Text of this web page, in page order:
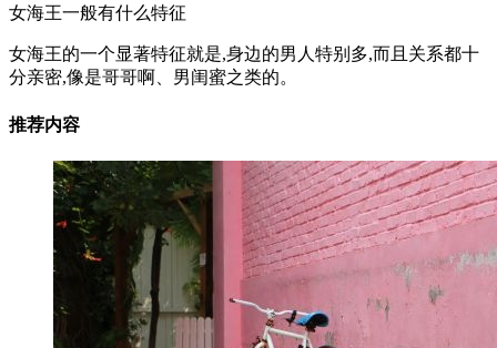
女海王一般有什么特征
女海王的一个显著特征就是,身边的男人特别多,而且关系都十
分亲密,像是哥哥啊、男闺蜜之类的。
推荐内容